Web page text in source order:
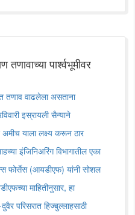
पार्श्वभूमीवर
वाढलेला असताना
इस्रायली सैन्याने
याला लक्ष्य करून ठार
इंजिनिअरिंग विभागातील एका
फोर्सेस (आयडीएफ) यांनी सोशल
माहितीनुसार, हा
परिसरात हिज्बुल्लाहसाठी